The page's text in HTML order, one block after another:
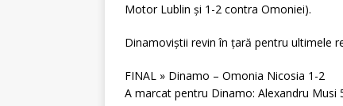
Motor Lublin și 1-2 contra Omoniei).
Dinamoviștii revin în țară pentru ultimele
FINAL » Dinamo – Omonia Nicosia 1-2
A marcat pentru Dinamo: Alexandru Musi